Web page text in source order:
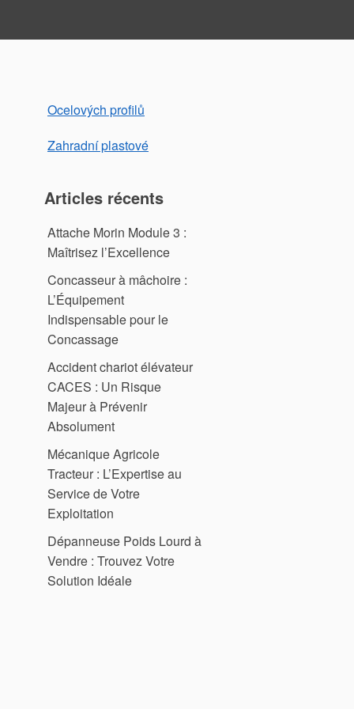
Ocelových profilů
Zahradní plastové
Articles récents
Attache Morin Module 3 :
Maîtrisez l’Excellence
Concasseur à mâchoire :
L’Équipement
Indispensable pour le
Concassage
Accident chariot élévateur
CACES : Un Risque
Majeur à Prévenir
Absolument
Mécanique Agricole
Tracteur : L’Expertise au
Service de Votre
Exploitation
Dépanneuse Poids Lourd à
Vendre : Trouvez Votre
Solution Idéale